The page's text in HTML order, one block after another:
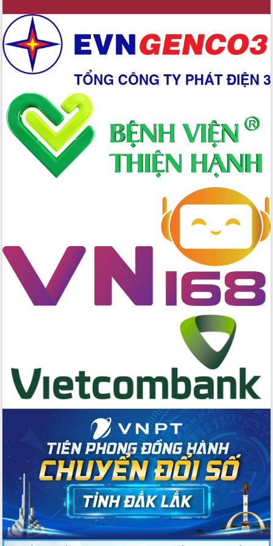
Xây dựng nền hành chính số đồng
hành cùng nông dân dân, doanh nghiệp
Giai đoạn 2026-2030, Đắk Lắk phấn
đấu có 77% xã đạt chuẩn nông thôn
mới
Chuyển đổi số 'mở đường' cho nông
nghiệp Đắk Lắk tăng trưởng bứt phá
Triển khai đồng bộ đo đạc, lập hồ sơ
địa chính, hoàn thiện cơ sở dữ liệu đất
đai
Ứng dụng sinh trắc học - Bước tiến
trong hành trình chuyển đổi số tại Đắk
Tập huấn nâng cao năng lực triển khai
chuyển đổi số cho cán bộ, công chức
cấp xã
Đắk Lắk phát động hưởng ứng Ngày
Quyền của người tiêu dùng Việt Nam
Tổ chức trang trọng Lễ hội Đền thờ
Lương Văn Chánh năm 2026
Phó Bí thư Tỉnh ủy Đắk Lắk Đỗ Hữu
Bệnh án điện tử thúc đẩy chuyển đổi
số y tế tại Đắk Lắk
Chuyển đổi số thư viện: Mở rộng
không gian tri thức trong thời đại số
Đánh giá, rút kinh nghiệm công tác tổ
chức diễn tập trước ngày bầu cử
Chương trình “Gặp gỡ hữu nghị –
Friendship Meeting New Year 2026”